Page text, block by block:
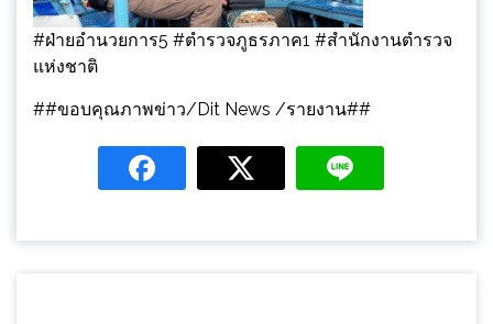
#ฝ่ายอำนวยการ5 #ตำรวจภูธรภาค1 #สํานักงานตํารวจ
แห่งชาติ
##ขอบคุณภาพข่าว/Dit News /รายงาน##